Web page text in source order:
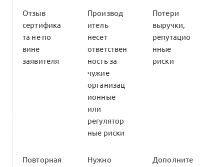
Отзыв
сертифика
та не по
вине
заявителя
Производ
итель
несет
ответствен
ность за
чужие
организац
ионные
или
регулятор
ные риски
Потери
выручки,
репутацио
нные
риски
Повторная
Нужно
Дополните